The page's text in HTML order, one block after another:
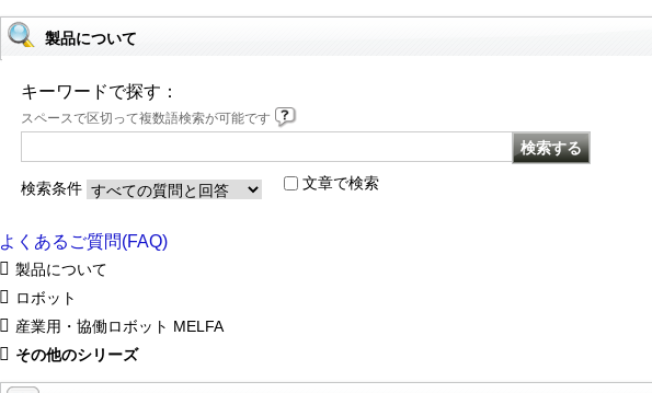
製品について
キーワードで探す：
スペースで区切って複数語検索が可能です
検索条件 文章で検索
よくあるご質問(FAQ)
製品について
ロボット
産業用・協働ロボット MELFA
その他のシリーズ